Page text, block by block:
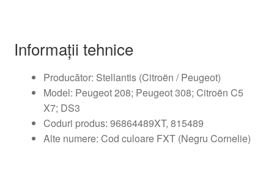
Informații tehnice
Producător: Stellantis (Citroën / Peugeot)
Model: Peugeot 208; Peugeot 308; Citroën C5
X7; DS3
Coduri produs: 96864489XT, 815489
Alte numere: Cod culoare FXT (Negru Cornelie)